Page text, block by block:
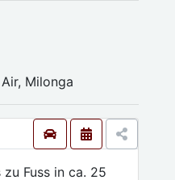
Milonga
Fuss in ca. 25